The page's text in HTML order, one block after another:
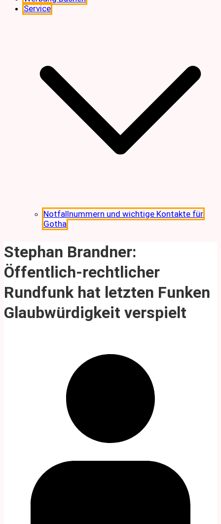
Service
Notfallnummern und wichtige Kontakte für
Gotha
Stephan Brandner:
Öffentlich-rechtlicher
Rundfunk hat letzten Funken
Glaubwürdigkeit verspielt